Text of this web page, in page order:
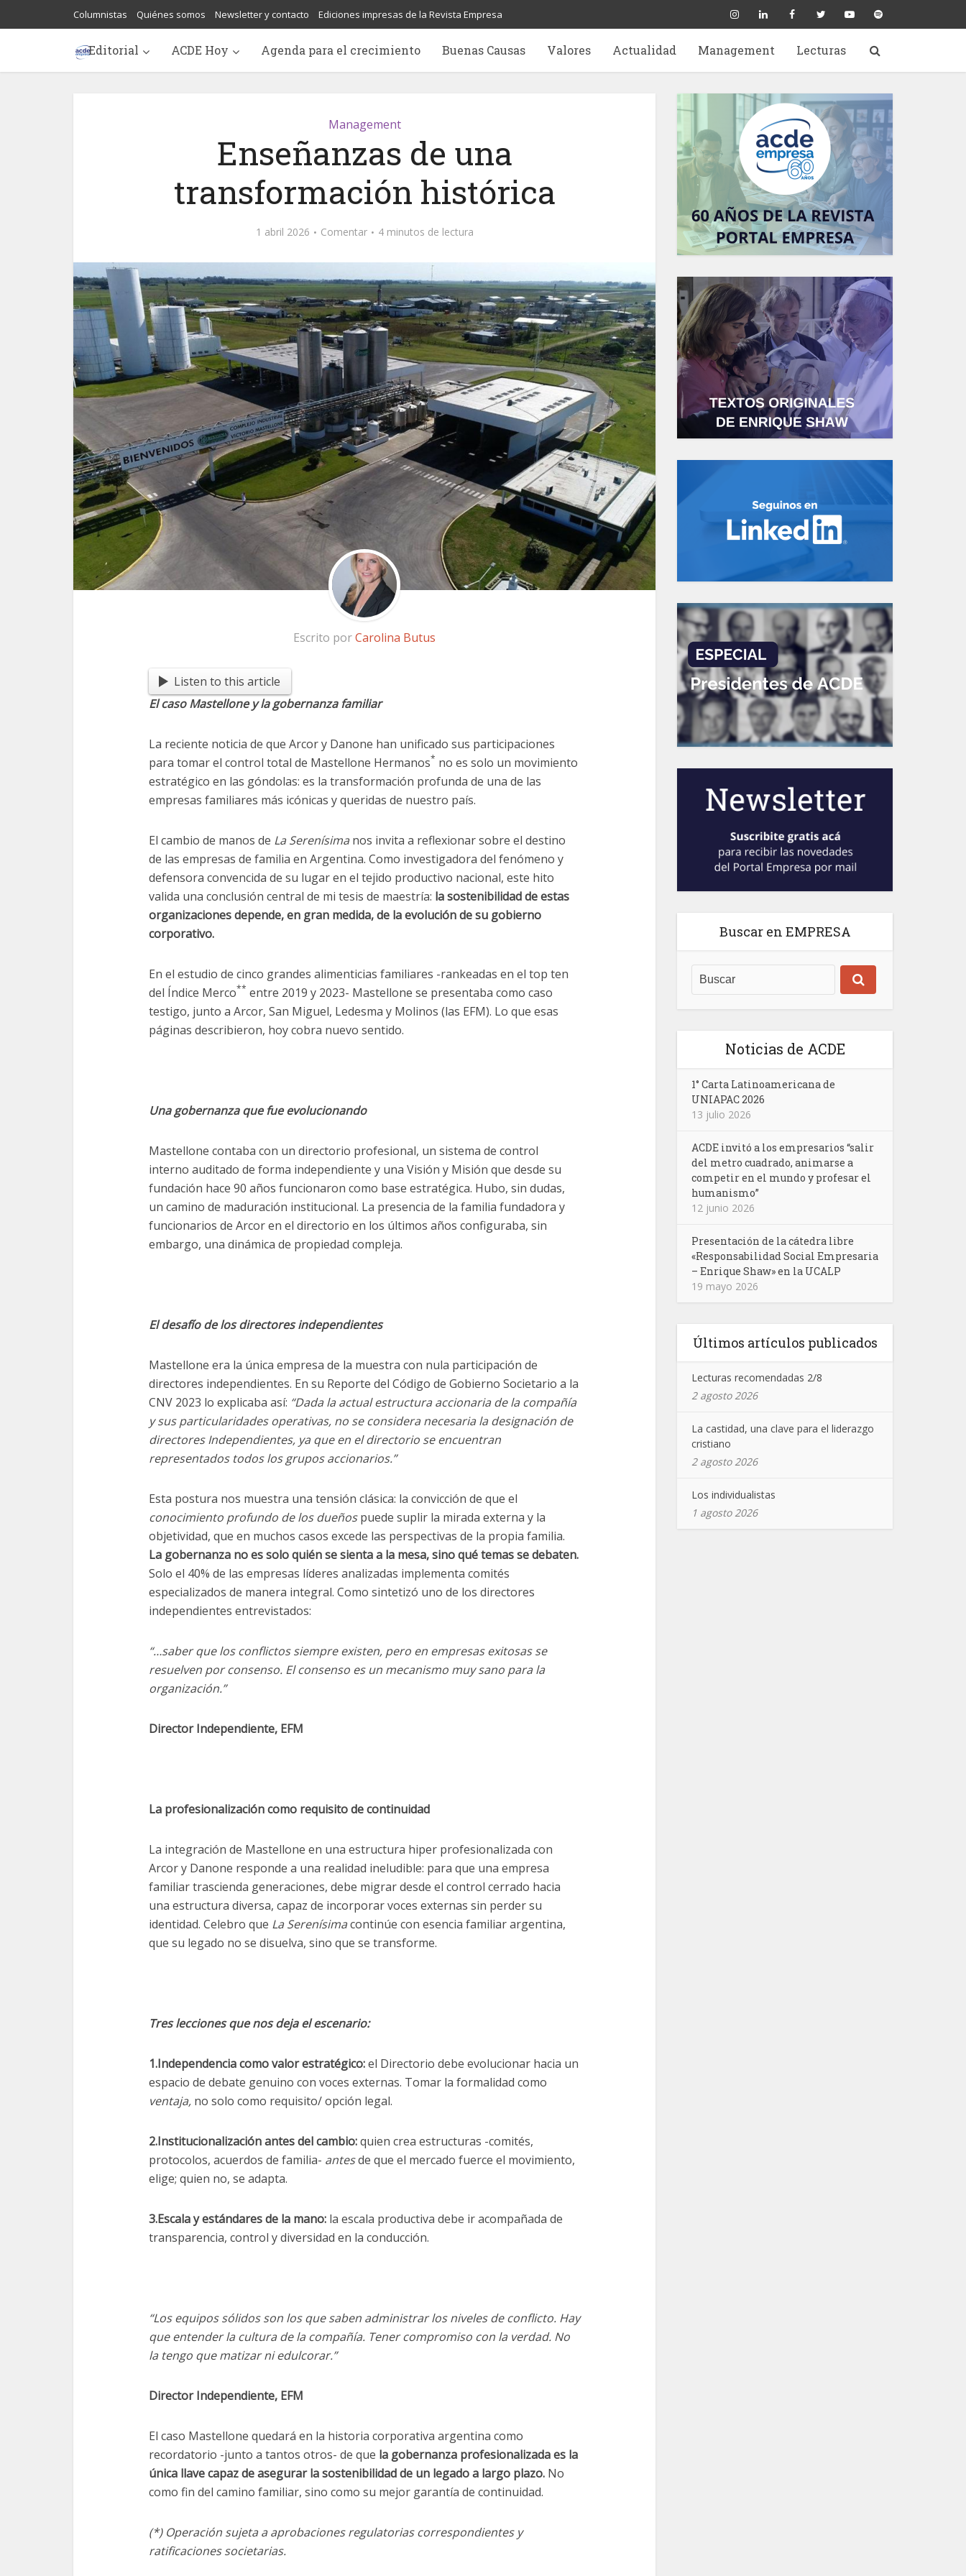
Columnistas Quiénes somos Newsletter y contacto Ediciones impresas de la Revista Empresa
Editorial ACDE Hoy Agenda para el crecimiento Buenas Causas Valores Actualidad Management Lecturas
Management
Enseñanzas de una
transformación histórica
1 abril 2026 Comentar 4 minutos de lectura
Escrito porCarolina Butus
Listen to this article
El caso Mastellone y la gobernanza familiar
La reciente noticia de que Arcor y Danone han unificado sus participaciones
para tomar el control total de Mastellone Hermanos* no es solo un movimiento
estratégico en las góndolas: es la transformación profunda de una de las
empresas familiares más icónicas y queridas de nuestro país.
El cambio de manos de La Serenísima nos invita a reflexionar sobre el destino
de las empresas de familia en Argentina. Como investigadora del fenómeno y
defensora convencida de su lugar en el tejido productivo nacional, este hito
valida una conclusión central de mi tesis de maestría: la sostenibilidad de estas
organizaciones depende, en gran medida, de la evolución de su gobierno
corporativo.
En el estudio de cinco grandes alimenticias familiares -rankeadas en el top ten
del Índice Merco** entre 2019 y 2023- Mastellone se presentaba como caso
testigo, junto a Arcor, San Miguel, Ledesma y Molinos (las EFM). Lo que esas
páginas describieron, hoy cobra nuevo sentido.
Una gobernanza que fue evolucionando
Mastellone contaba con un directorio profesional, un sistema de control
interno auditado de forma independiente y una Visión y Misión que desde su
fundación hace 90 años funcionaron como base estratégica. Hubo, sin dudas,
un camino de maduración institucional. La presencia de la familia fundadora y
funcionarios de Arcor en el directorio en los últimos años configuraba, sin
embargo, una dinámica de propiedad compleja.
El desafío de los directores independientes
Mastellone era la única empresa de la muestra con nula participación de
directores independientes. En su Reporte del Código de Gobierno Societario a la
CNV 2023 lo explicaba así: “Dada la actual estructura accionaria de la compañía
y sus particularidades operativas, no se considera necesaria la designación de
directores Independientes, ya que en el directorio se encuentran
representados todos los grupos accionarios.”
Esta postura nos muestra una tensión clásica: la convicción de que el
conocimiento profundo de los dueñospuede suplir la mirada externa y la
objetividad, que en muchos casos excede las perspectivas de la propia familia.
La gobernanza no es solo quién se sienta a la mesa, sino qué temas se debaten.
Solo el 40% de las empresas líderes analizadas implementa comités
especializados de manera integral. Como sintetizó uno de los directores
independientes entrevistados:
“…saber que los conflictos siempre existen, pero en empresas exitosas se
resuelven por consenso. El consenso es un mecanismo muy sano para la
organización.”
Director Independiente, EFM
La profesionalización como requisito de continuidad
La integración de Mastellone en una estructura hiper profesionalizada con
Arcor y Danone responde a una realidad ineludible: para que una empresa
familiar trascienda generaciones, debe migrar desde el control cerrado hacia
una estructura diversa, capaz de incorporar voces externas sin perder su
identidad. Celebro que La Serenísimacontinúe con esencia familiar argentina,
que su legado no se disuelva, sino que se transforme.
Tres lecciones que nos deja el escenario:
1.Independencia como valor estratégico:el Directorio debe evolucionar hacia un
espacio de debate genuino con voces externas. Tomar la formalidad como
ventaja, no solo como requisito/ opción legal.
2.Institucionalización antes del cambio:quien crea estructuras -comités,
protocolos, acuerdos de familia- antesde que el mercado fuerce el movimiento,
elige; quien no, se adapta.
3.Escala y estándares de la mano: la escala productiva debe ir acompañada de
transparencia, control y diversidad en la conducción.
“Los equipos sólidos son los que saben administrar los niveles de conflicto. Hay
que entender la cultura de la compañía. Tener compromiso con la verdad. No
la tengo que matizar ni edulcorar.”
Director Independiente, EFM
El caso Mastellone quedará en la historia corporativa argentina como
recordatorio -junto a tantos otros- de que la gobernanza profesionalizada es la
única llave capaz de asegurar la sostenibilidad de un legado a largo plazo. No
como fin del camino familiar, sino como su mejor garantía de continuidad.
(*) Operación sujeta a aprobaciones regulatorias correspondientes y
ratificaciones societarias.
Buscar en EMPRESA
Noticias de ACDE
1° Carta Latinoamericana de
UNIAPAC 2026
13 julio 2026
ACDE invitó a los empresarios “salir
del metro cuadrado, animarse a
competir en el mundo y profesar el
humanismo”
12 junio 2026
Presentación de la cátedra libre
«Responsabilidad Social Empresaria
– Enrique Shaw» en la UCALP
19 mayo 2026
Últimos artículos publicados
Lecturas recomendadas 2/8
2 agosto 2026
La castidad, una clave para el liderazgo
cristiano
2 agosto 2026
Los individualistas
1 agosto 2026